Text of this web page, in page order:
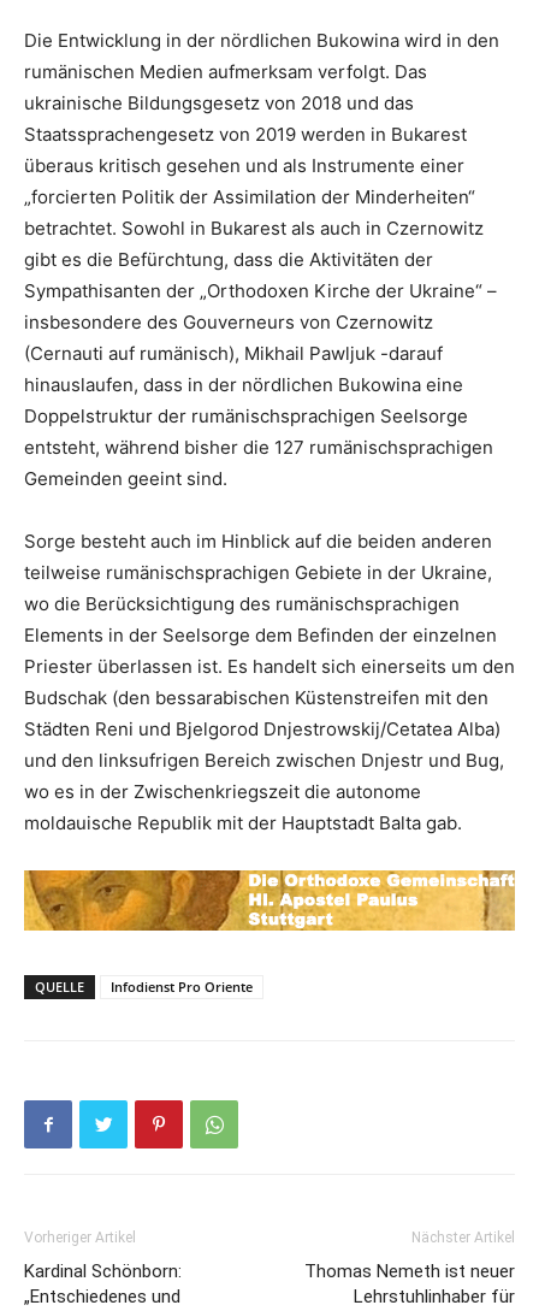
Die Entwicklung in der nördlichen Bukowina wird in den
rumänischen Medien aufmerksam verfolgt. Das
ukrainische Bildungsgesetz von 2018 und das
Staatssprachengesetz von 2019 werden in Bukarest
überaus kritisch gesehen und als Instrumente einer
„forcierten Politik der Assimilation der Minderheiten“
betrachtet. Sowohl in Bukarest als auch in Czernowitz
gibt es die Befürchtung, dass die Aktivitäten der
Sympathisanten der „Orthodoxen Kirche der Ukraine“ –
insbesondere des Gouverneurs von Czernowitz
(Cernauti auf rumänisch), Mikhail Pawljuk -darauf
hinauslaufen, dass in der nördlichen Bukowina eine
Doppelstruktur der rumänischsprachigen Seelsorge
entsteht, während bisher die 127 rumänischsprachigen
Gemeinden geeint sind.
Sorge besteht auch im Hinblick auf die beiden anderen
teilweise rumänischsprachigen Gebiete in der Ukraine,
wo die Berücksichtigung des rumänischsprachigen
Elements in der Seelsorge dem Befinden der einzelnen
Priester überlassen ist. Es handelt sich einerseits um den
Budschak (den bessarabischen Küstenstreifen mit den
Städten Reni und Bjelgorod Dnjestrowskij/Cetatea Alba)
und den linksufrigen Bereich zwischen Dnjestr und Bug,
wo es in der Zwischenkriegszeit die autonome
moldauische Republik mit der Hauptstadt Balta gab.
QUELLE Infodienst Pro Oriente
Vorheriger Artikel
Kardinal Schönborn:
„Entschiedenes und
Nächster Artikel
Thomas Nemeth ist neuer
Lehrstuhlinhaber für